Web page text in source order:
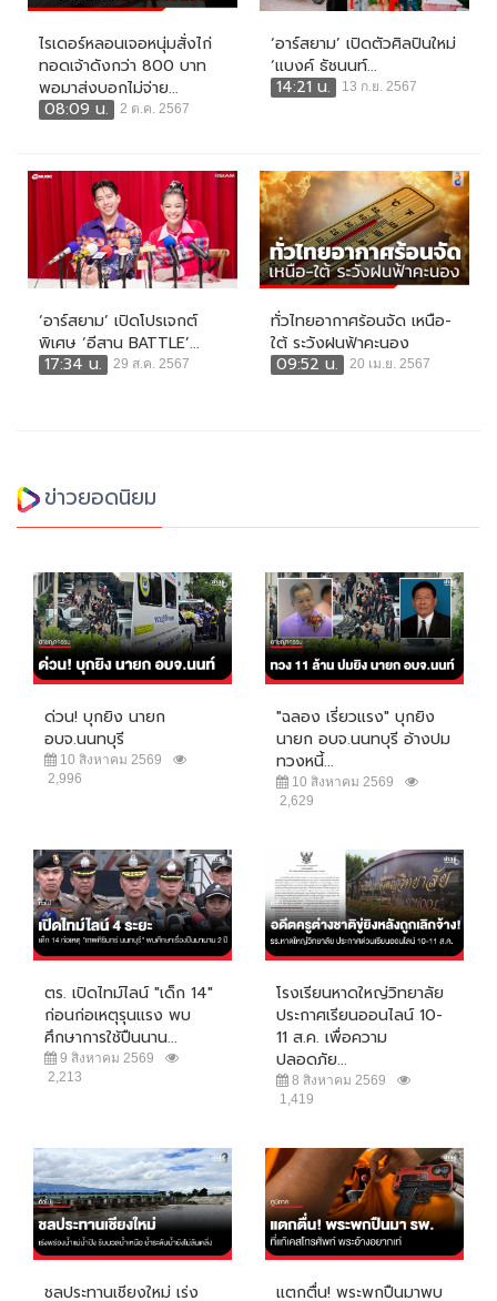
ไรเดอร์หลอนเจอหนุ่มสั่งไก่
ทอดเจ้าดังกว่า 800 บาท
พอมาส่งบอกไม่จ่าย...
08:09 น.
2 ต.ค. 2567
‘อาร์สยาม’ เปิดตัวศิลปินใหม่
‘แบงค์ ธัชนนท์...
14:21 น.
13 ก.ย. 2567
‘อาร์สยาม’ เปิดโปรเจกต์
พิเศษ ‘อีสาน BATTLE’...
17:34 น.
29 ส.ค. 2567
ทั่วไทยอากาศร้อนจัด เหนือ-
ใต้ ระวังฝนฟ้าคะนอง
09:52 น.
20 เม.ย. 2567
ข่าวยอดนิยม
ด่วน! บุกยิง นายก
อบจ.นนทบุรี
10 สิงหาคม 2569
2,996
"ฉลอง เรี่ยวแรง" บุกยิง
นายก อบจ.นนทบุรี อ้างปม
ทวงหนี้...
10 สิงหาคม 2569
2,629
ตร. เปิดไทม์ไลน์ "เด็ก 14"
ก่อนก่อเหตุรุนแรง พบ
ศึกษาการใช้ปืนนาน...
9 สิงหาคม 2569
2,213
โรงเรียนหาดใหญ่วิทยาลัย
ประกาศเรียนออนไลน์ 10-
11 ส.ค. เพื่อความ
ปลอดภัย...
8 สิงหาคม 2569
1,419
ชลประทานเชียงใหม่ เร่ง แตกตื่น! พระพกปืนมาพบ